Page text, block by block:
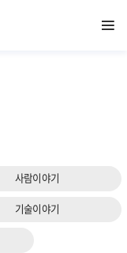
열기
사람이야기
기술이야기